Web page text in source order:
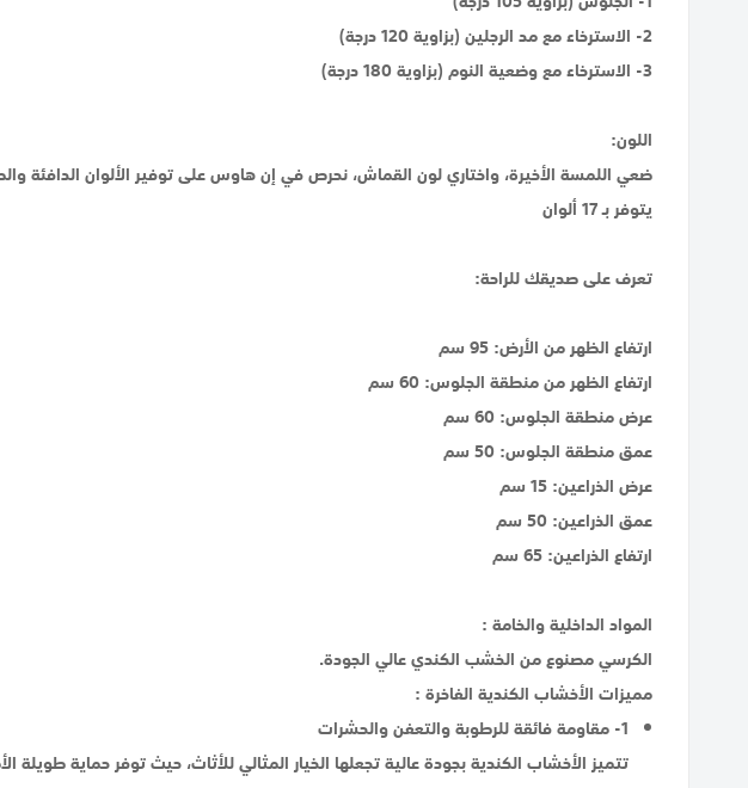
2- الاسترخاء مع مد الرجلين (بزاوية 120 درجة)
3- الاسترخاء مع وضعية النوم (بزاوية 180 درجة)
اللون:
ضعي اللمسة الأخيرة، واختاري لون القماش، نحرص في إن هاوس على توفير الألوان الدافئة
يتوفر بـ 17 ألوان
تعرف على صديقك للراحة:
ارتفاع الظهر من الأرض: 95 سم
ارتفاع الظهر من منطقة الجلوس: 60 سم
عرض منطقة الجلوس: 60 سم
عمق منطقة الجلوس: 50 سم
عرض الذراعين: 15 سم
عمق الذراعين: 50 سم
ارتفاع الذراعين: 65 سم
المواد الداخلية والخامة :
الكرسي مصنوع من الخشب الكندي عالي الجودة.
مميزات الأخشاب الكندية الفاخرة :
1- مقاومة فائقة للرطوبة والتعفن والحشرات
تتميز الأخشاب الكندية بجودة عالية تجعلها الخيار المثالي للأثاث، حيث توفر حماية